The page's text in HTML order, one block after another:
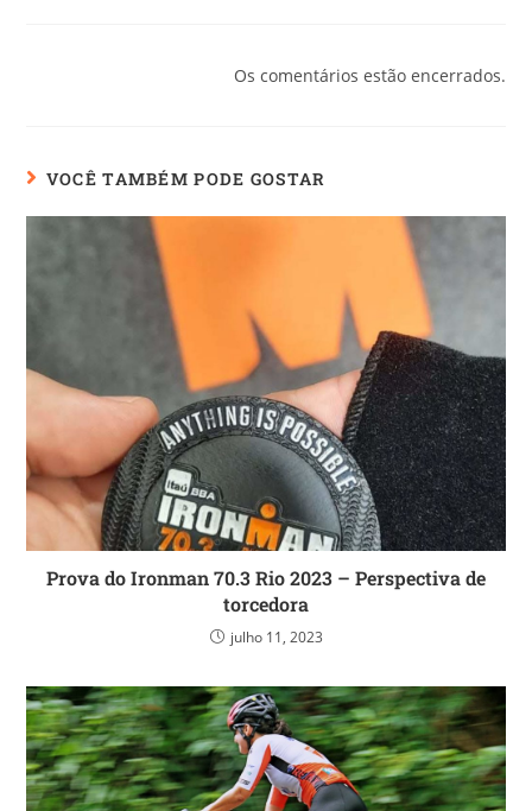
Os comentários estão encerrados.
VOCÊ TAMBÉM PODE GOSTAR
Prova do Ironman 70.3 Rio 2023 – Perspectiva de
torcedora
julho 11, 2023